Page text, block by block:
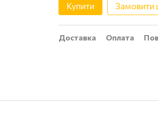
Купити Замовити
Доставка Оплата